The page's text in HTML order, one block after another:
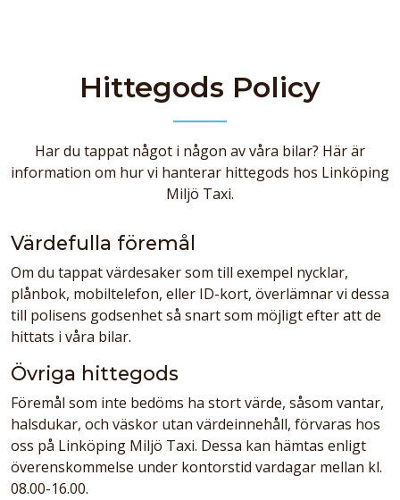
Hittegods Policy
Har du tappat något i någon av våra bilar? Här är
information om hur vi hanterar hittegods hos Linköping
Miljö Taxi.
Värdefulla föremål
Om du tappat värdesaker som till exempel nycklar,
plånbok, mobiltelefon, eller ID-kort, överlämnar vi dessa
till polisens godsenhet så snart som möjligt efter att de
hittats i våra bilar.
Övriga hittegods
Föremål som inte bedöms ha stort värde, såsom vantar,
halsdukar, och väskor utan värdeinnehåll, förvaras hos
oss på Linköping Miljö Taxi. Dessa kan hämtas enligt
överenskommelse under kontorstid vardagar mellan kl.
08.00-16.00.